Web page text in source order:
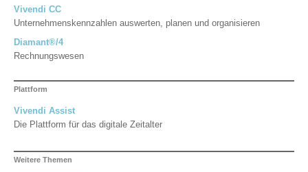
Vivendi CC
Unternehmenskennzahlen auswerten, planen und organisieren
Diamant®/4
Rechnungswesen
Plattform
Vivendi Assist
Die Plattform für das digitale Zeitalter
Weitere Themen